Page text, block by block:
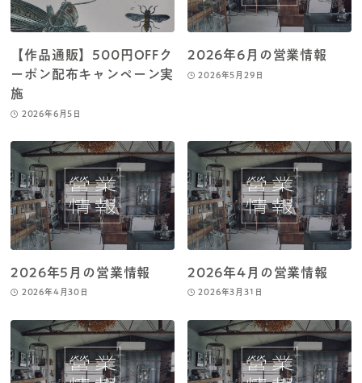
【作品通販】500円OFFク
ーポン配布キャンペーン実
施
2026年6月5日
2026年6月の営業情報
2026年5月29日
2026年5月の営業情報
2026年4月30日
2026年4月の営業情報
2026年3月31日